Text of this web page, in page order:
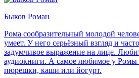
Быков Роман
Рома сообразительный молодой
умеет. У него серьёзный взгляд и
задумчивое выражение на лице.
аудиокниги. А самое любимое у Ромы
пюрешки, каши или йогурт.